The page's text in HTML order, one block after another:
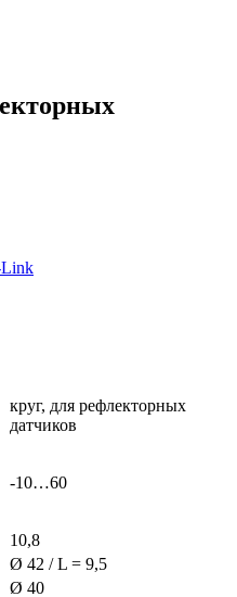
круг, для рефлекторных
датчиков
-10…60
10,8
Ø 42 / L = 9,5
Ø 40